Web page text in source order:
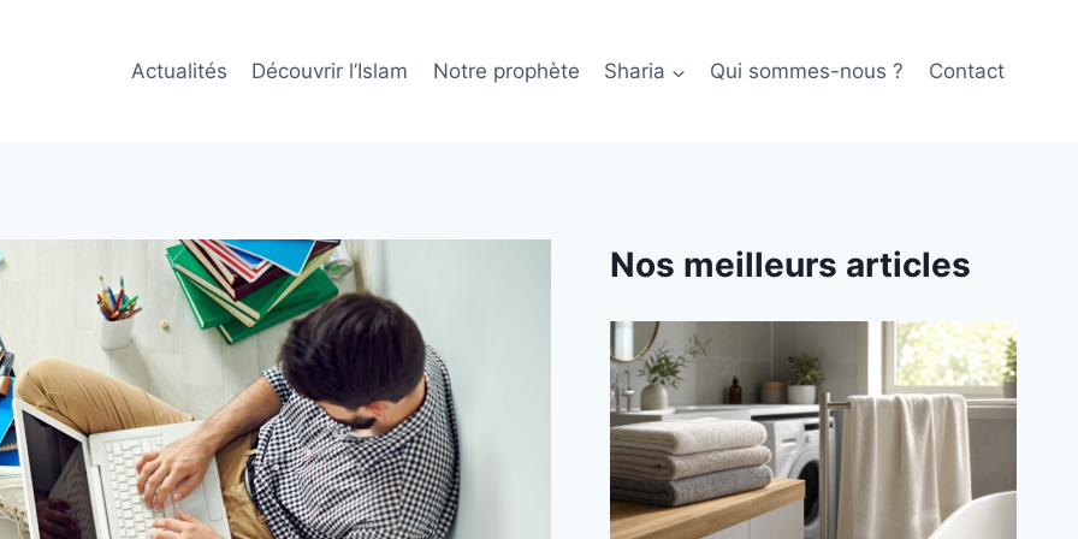
Actualités Découvrir l’Islam Notre prophète Sharia Qui sommes-nous ? Contact
Nos meilleurs articles